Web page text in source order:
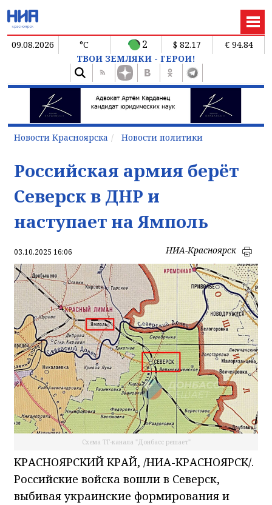
09.08.2026 °C 2 $ 82.17
€ 94.84
ТВОИ ЗЕМЛЯКИ - ГЕРОИ!
Новости Красноярска Новости политики
Российская армия берёт
Северск в ДНР и
наступает на Ямполь
03.10.2025 16:06 НИА-Красноярск
Схема ТГ-канала "Донбасс решает"
КРАСНОЯРСКИЙ КРАЙ, /НИА-КРАСНОЯРСК/.
Российские войска вошли в Северск,
выбивая украинские формирования и